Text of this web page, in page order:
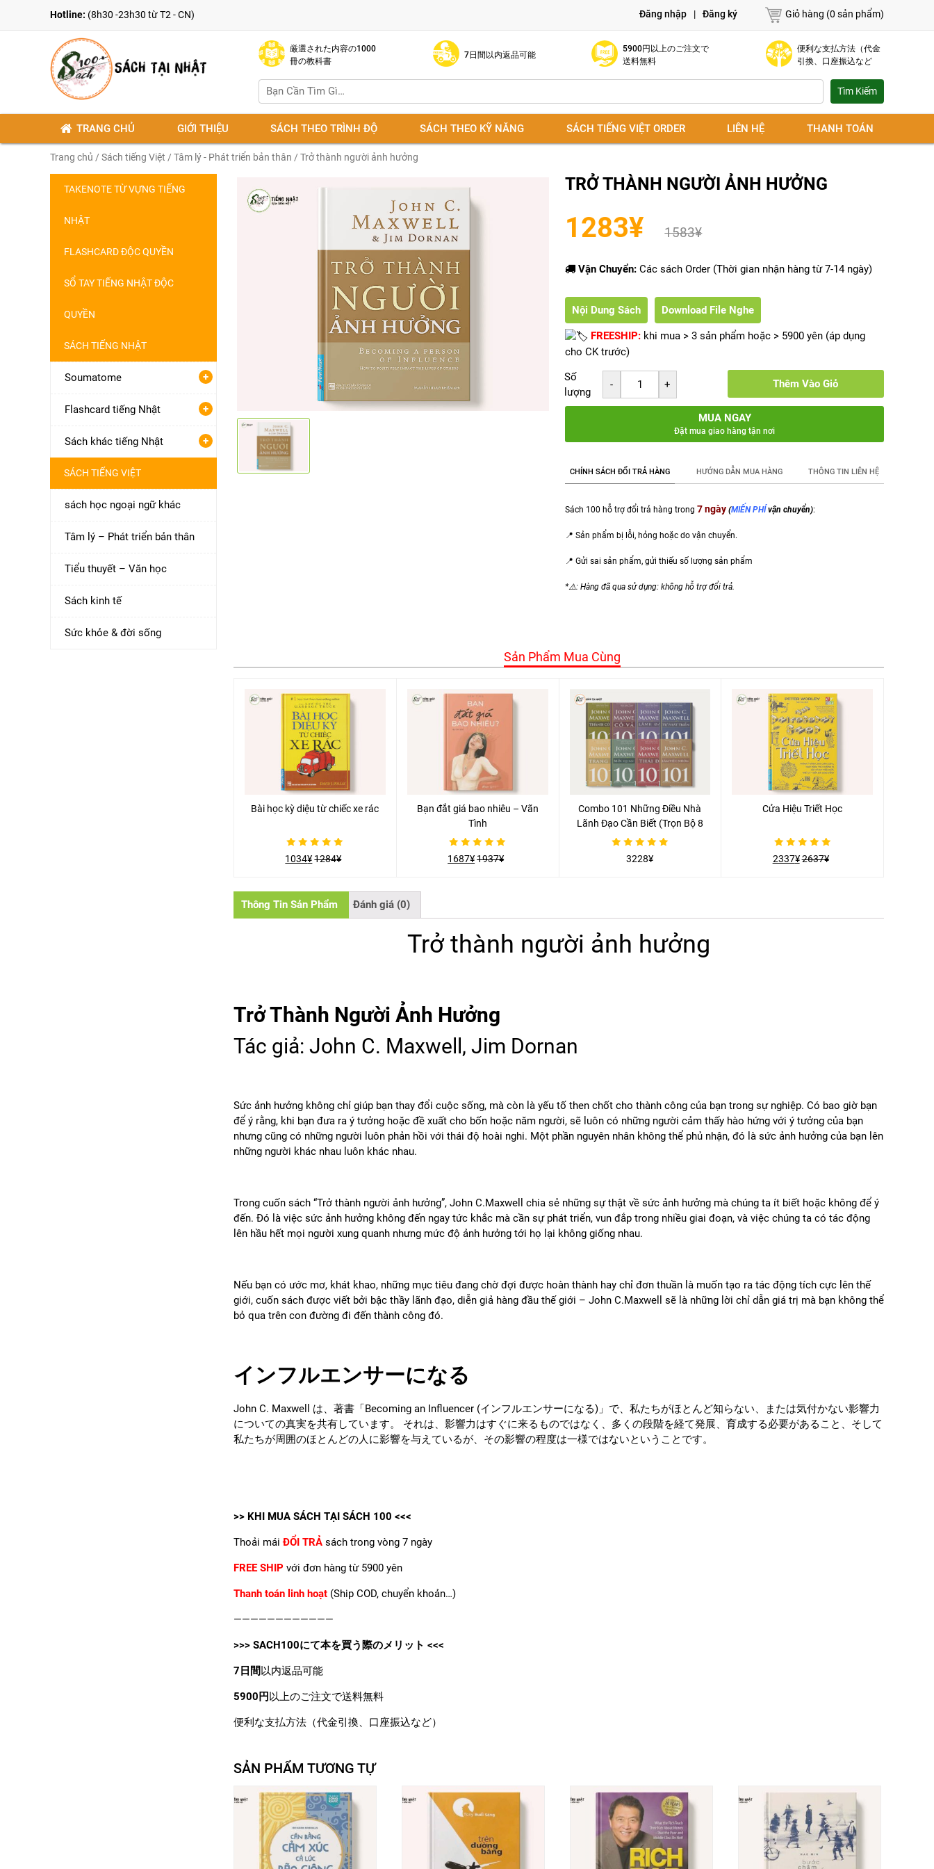
Hotline: (8h30 -23h30 từ T2 - CN) Đăng nhập | Đăng ký Giỏ hàng (0 sản phẩm)
厳選された内容の1000
冊の教科書
7日間以内返品可能
5900円以上のご注文で
送料無料
便利な支払方法（代金
引換、口座振込など
TRANG CHỦ GIỚI THIỆU SÁCH THEO TRÌNH ĐỘ SÁCH THEO KỸ NĂNG SÁCH TIẾNG VIỆT ORDER LIÊN HỆ THANH TOÁN
Trang chủ / Sách tiếng Việt / Tâm lý - Phát triển bản thân / Trở thành người ảnh hưởng
TAKENOTE TỪ VỰNG TIẾNG
NHẬT
FLASHCARD ĐỘC QUYỀN
SỔ TAY TIẾNG NHẬT ĐỘC
QUYỀN
SÁCH TIẾNG NHẬT
Soumatome +
Flashcard tiếng Nhật +
Sách khác tiếng Nhật +
SÁCH TIẾNG VIỆT
sách học ngoại ngữ khác
Tâm lý – Phát triển bản thân
Tiểu thuyết – Văn học
Sách kinh tế
Sức khỏe & đời sống
TRỞ THÀNH NGƯỜI ẢNH HƯỞNG
1283¥ 1583¥
Vận Chuyển: Các sách Order (Thời gian nhận hàng từ 7-14 ngày)
Nội Dung Sách Download File Nghe
FREESHIP: khi mua > 3 sản phẩm hoặc > 5900 yên (áp dụng
cho CK trước)
Số
lượng
Thêm Vào Giỏ
MUA NGAY
Đặt mua giao hàng tận nơi
CHÍNH SÁCH ĐỔI TRẢ HÀNG HƯỚNG DẪN MUA HÀNG THÔNG TIN LIÊN HỆ
Sách 100 hỗ trợ đổi trả hàng trong 7 ngày (MIẾN PHÍvận chuyển):
📍 Sản phẩm bị lỗi, hỏng hoặc do vận chuyển.
📍 Gửi sai sản phẩm, gửi thiếu số lượng sản phẩm
*⚠️: Hàng đã qua sử dụng: không hỗ trợ đổi trả.
Sản Phẩm Mua Cùng
Bài học kỳ diệu từ chiếc xe rác
Được
xếp
1034¥ 1284¥
Bạn đắt giá bao nhiêu – Vãn
Tình
Được
xếp
1687¥1937¥
Combo 101 Những Điều Nhà
Lãnh Đạo Cần Biết (Trọn Bộ 8
Cuốn)
3228¥
Cửa Hiệu Triết Học
Được
xếp
2337¥2637¥
Thông Tin Sản Phẩm Đánh giá (0)
Trở thành người ảnh hưởng
Trở Thành Người Ảnh Hưởng
Tác giả: John C. Maxwell, Jim Dornan
Sức ảnh hưởng không chỉ giúp bạn thay đổi cuộc sống, mà còn là yếu tố then chốt cho thành công của bạn trong sự nghiệp. Có bao giờ bạn
để ý rằng, khi bạn đưa ra ý tưởng hoặc đề xuất cho bốn hoặc năm người, sẽ luôn có những người cảm thấy hào hứng với ý tưởng của bạn
nhưng cũng có những người luôn phản hồi với thái độ hoài nghi. Một phần nguyên nhân không thể phủ nhận, đó là sức ảnh hưởng của bạn lên
những người khác nhau luôn khác nhau.
Trong cuốn sách “Trở thành người ảnh hưởng”, John C.Maxwell chia sẻ những sự thật về sức ảnh hưởng mà chúng ta ít biết hoặc không để ý
đến. Đó là việc sức ảnh hưởng không đến ngay tức khắc mà cần sự phát triển, vun đắp trong nhiều giai đoạn, và việc chúng ta có tác động
lên hầu hết mọi người xung quanh nhưng mức độ ảnh hưởng tới họ lại không giống nhau.
Nếu bạn có ước mơ, khát khao, những mục tiêu đang chờ đợi được hoàn thành hay chỉ đơn thuần là muốn tạo ra tác động tích cực lên thế
giới, cuốn sách được viết bởi bậc thầy lãnh đạo, diễn giả hàng đầu thế giới – John C.Maxwell sẽ là những lời chỉ dẫn giá trị mà bạn không thể
bỏ qua trên con đường đi đến thành công đó.
インフルエンサーになる
John C. Maxwell は、著書「Becoming an Influencer (インフルエンサーになる)」で、私たちがほとんど知らない、または気付かない影響力
についての真実を共有しています。 それは、影響力はすぐに来るものではなく、多くの段階を経て発展、育成する必要があること、そして
私たちが周囲のほとんどの人に影響を与えているが、その影響の程度は一様ではないということです。
>> KHI MUA SÁCH TẠI SÁCH 100 <<<
Thoải máiĐỔI TRẢ sách trong vòng 7 ngày
FREE SHIP với đơn hàng từ 5900 yên
Thanh toán linh hoạt (Ship COD, chuyển khoản…)
————————————
>>> SACH100にて本を買う際のメリット <<<
7日間以内返品可能
5900円以上のご注文で送料無料
便利な支払方法（代金引換、口座振込など）
SẢN PHẨM TƯƠNG TỰ